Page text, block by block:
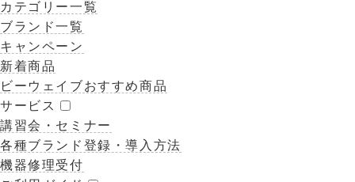
カテゴリー一覧
ブランド一覧
キャンペーン
新着商品
ビーウェイブおすすめ商品
サービス
講習会・セミナー
各種ブランド登録・導入方法
機器修理受付